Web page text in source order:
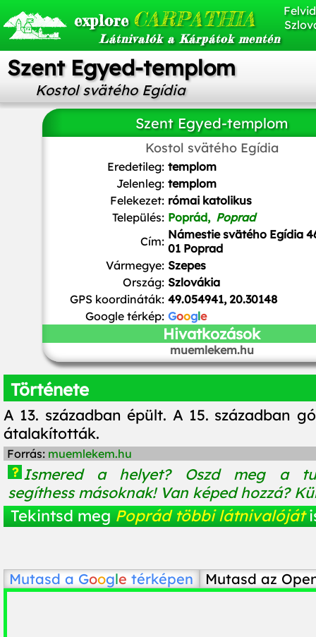
explore CARPATHIA
Látnivalók a Kárpátok mentén
Szent Egyed-templom
Kostol svätého Egídia
Szent Egyed-templom
Kostol svätého Egídia
Lure/CC BY-SA
Eredetileg: templom
Jelenleg: templom
Felekezet: római katolikus
Település: Poprád, Poprad
Cím: Námestie svätého Egídia
01 Poprad
Vármegye: Szepes
Ország: Szlovákia
GPS koordináták: 49.054941, 20.30148
Google térkép: Google
Hivatkozások
muemlekem.hu
Története
A 13. században épült. A 15. században
átalakították.
Forrás: muemlekem.hu
? Ismered a helyet? Oszd meg a
segíthess másoknak! Van képed hozzá?
Tekintsd meg Poprád többi látnivalóját
Mutasd a Google térképen Mutasd az